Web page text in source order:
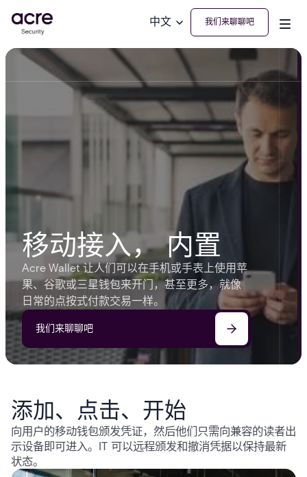
中文 我们来聊聊吧
移动接入， 内置
Acre Wallet 让人们可以在手机或手表上使用苹
果、谷歌或三星钱包来开门，甚至更多，就像
日常的点按式付款交易一样。
我们来聊聊吧
添加、点击、开始
向用户的移动钱包颁发凭证，然后他们只需向兼容的读者出
示设备即可进入。IT 可以远程颁发和撤消凭据以保持最新
状态。